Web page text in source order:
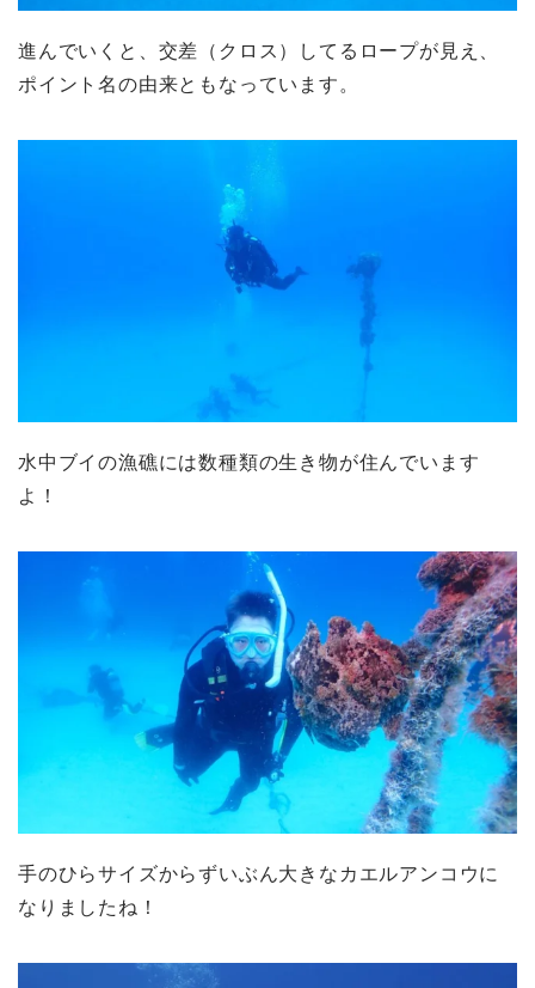
進んでいくと、交差（クロス）してるロープが見え、
ポイント名の由来ともなっています。
水中ブイの漁礁には数種類の生き物が住んでいます
よ！
手のひらサイズからずいぶん大きなカエルアンコウに
なりましたね！